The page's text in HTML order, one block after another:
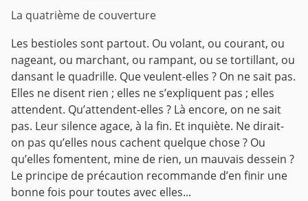
La quatrième de couverture
Les bestioles sont partout. Ou volant, ou courant, ou
nageant, ou marchant, ou rampant, ou se tortillant, ou
dansant le quadrille. Que veulent-elles ? On ne sait pas.
Elles ne disent rien ; elles ne s’expliquent pas ; elles
attendent. Qu’attendent-elles ? Là encore, on ne sait
pas. Leur silence agace, à la fin. Et inquiète. Ne dirait-
on pas qu’elles nous cachent quelque chose ? Ou
qu’elles fomentent, mine de rien, un mauvais dessein ?
Le principe de précaution recommande d’en finir une
bonne fois pour toutes avec elles...